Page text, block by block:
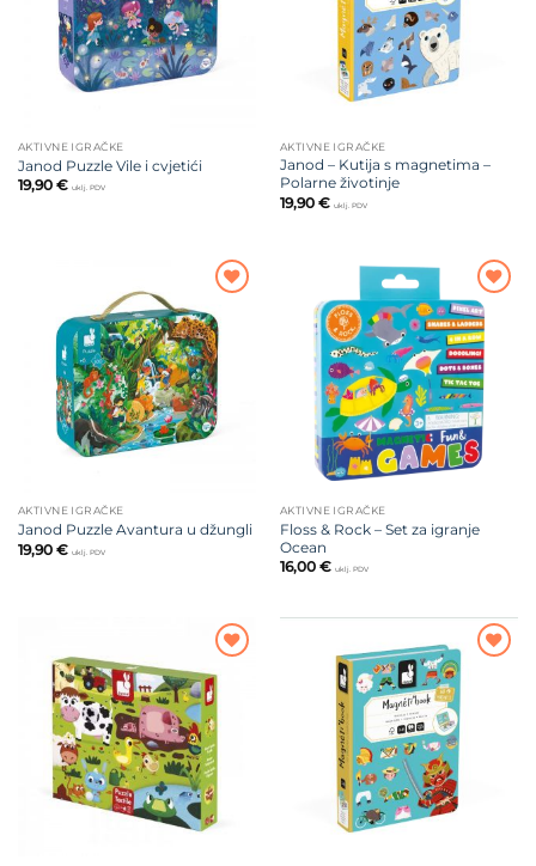
AKTIVNE IGRAČKE
Janod Puzzle Vile i cvjetići
19,90 € uklj. PDV
AKTIVNE IGRAČKE
Janod – Kutija s magnetima –
Polarne životinje
19,90 € uklj. PDV
Dodajte
na listu
želja
AKTIVNE IGRAČKE
Janod Puzzle Avantura u džungli
19,90 € uklj. PDV
Dodajte
na listu
želja
AKTIVNE IGRAČKE
Floss & Rock – Set za igranje
Ocean
16,00 € uklj. PDV
Dodajte
na listu
želja
Dodajte